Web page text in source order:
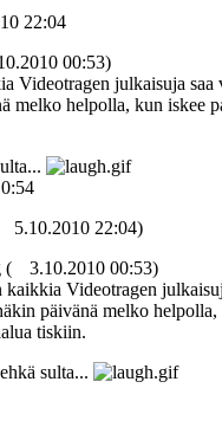
22:04
00:53)
Videotragen julkaisuja saa
melko helpolla, kun iskee
5.10.2010 22:04)
(
3.10.2010 00:53)
Videotragen
päivänä melko helpolla,
tiskiin.
sulta...